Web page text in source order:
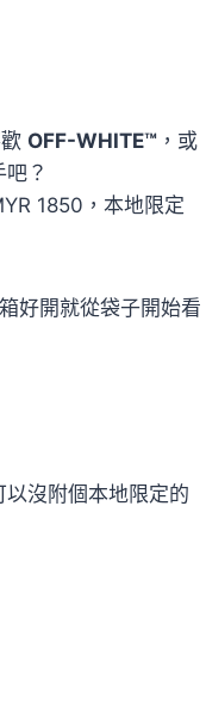
OFF-WHITE™ ，或
？
1850，本地限定
好開就從袋子開始看
沒附個本地限定的